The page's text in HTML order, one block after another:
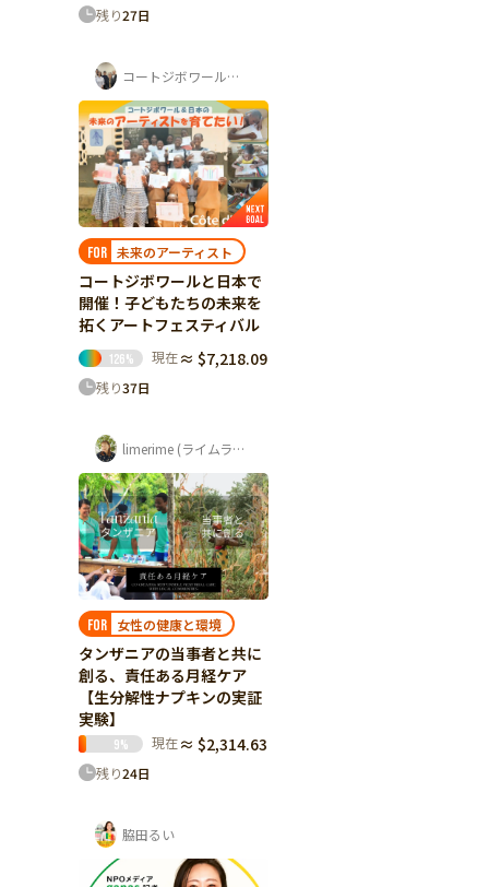
残り27日
コートジボワール・日本 子どもアートフェ...
FOR 未来のアーティスト
コートジボワールと日本で
開催！子どもたちの未来を
拓くアートフェスティバル
126% 現在 ≈ $7,218.09
残り37日
limerime (ライムライム) 須藤 紫音
FOR 女性の健康と環境
タンザニアの当事者と共に
創る、責任ある月経ケア
【生分解性ナプキンの実証
実験】
9% 現在 ≈ $2,314.63
残り24日
脇田るい